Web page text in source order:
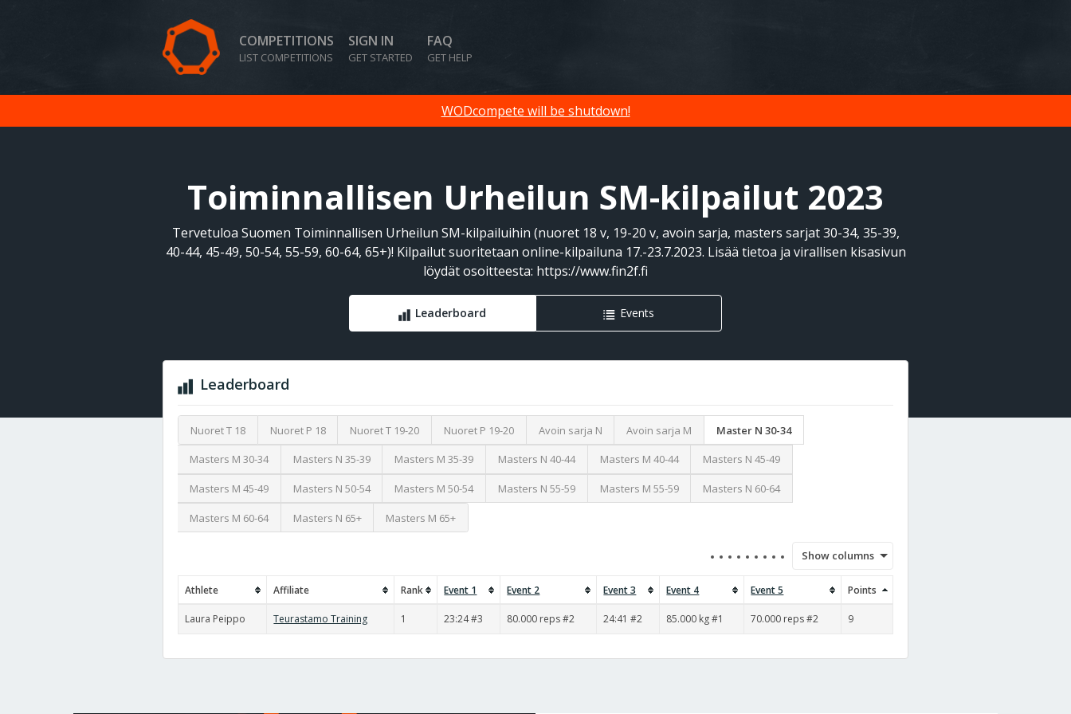
COMPETITIONS
LIST COMPETITIONS
SIGN IN
GET STARTED
FAQ
GET HELP
WODcompete will be shutdown!
Toiminnallisen Urheilun SM-kilpailut 2023
Tervetuloa Suomen Toiminnallisen Urheilun SM-kilpailuihin (nuoret 18 v, 19-20 v, avoin sarja, masters sarjat 30-34, 35-39,
40-44, 45-49, 50-54, 55-59, 60-64, 65+)! Kilpailut suoritetaan online-kilpailuna 17.-23.7.2023. Lisää tietoa ja virallisen kisasivun
löydät osoitteesta: https://www.fin2f.fi
Leaderboard Events
Leaderboard
Nuoret T 18 Nuoret P 18 Nuoret T 19-20 Nuoret P 19-20 Avoin sarja N Avoin sarja M Master N 30-34
Masters M 30-34 Masters N 35-39 Masters M 35-39 Masters N 40-44 Masters M 40-44 Masters N 45-49
Masters M 45-49 Masters N 50-54 Masters M 50-54 Masters N 55-59 Masters M 55-59 Masters N 60-64
Masters M 60-64 Masters N 65+ Masters M 65+
Show columns
Athlete Affiliate Rank Event 1 Event 2 Event 3 Event 4 Event 5 Points
Laura Peippo Teurastamo Training 1 23:24 #3 80.000 reps #2 24:41 #2 85.000 kg #1 70.000 reps #2 9